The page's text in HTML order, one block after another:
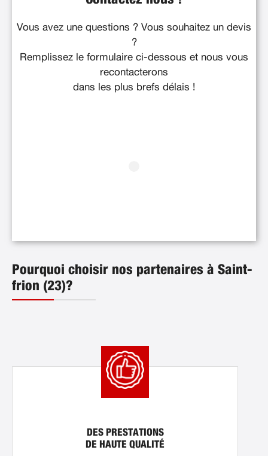
Vous avez une questions ? Vous souhaitez un devis
?
Remplissez le formulaire ci-dessous et nous vous
recontacterons
dans les plus brefs délais !
Pourquoi choisir nos partenaires à Saint-
frion (23)?
DES PRESTATIONS
DE HAUTE QUALITÉ